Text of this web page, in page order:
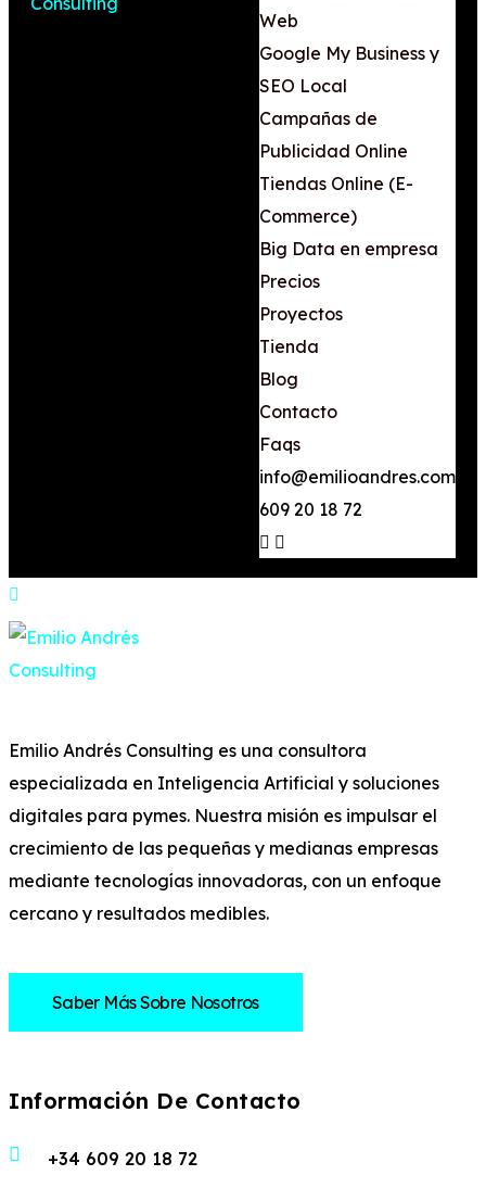
Web
Google My Business y
SEO Local
Campañas de
Publicidad Online
Tiendas Online (E-
Commerce)
Big Data en empresa
Precios
Proyectos
Tienda
Blog
Contacto
Faqs
info@emilioandres.com
609 20 18 72
Emilio Andrés Consulting es una consultora
especializada en Inteligencia Artificial y soluciones
digitales para pymes. Nuestra misión es impulsar el
crecimiento de las pequeñas y medianas empresas
mediante tecnologías innovadoras, con un enfoque
cercano y resultados medibles.
Saber Más Sobre Nosotros
Información De Contacto
+34 609 20 18 72